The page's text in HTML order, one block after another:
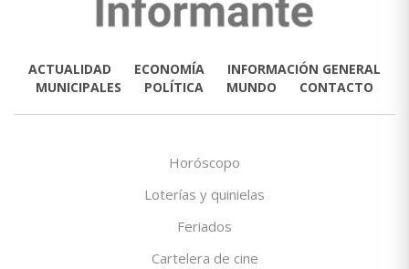
ACTUALIDAD ECONOMÍA
INFORMACIÓN GENERAL
MUNICIPALES
POLÍTICA MUNDO CONTACTO
Horóscopo
Loterías y quinielas
Feriados
Cartelera de cine